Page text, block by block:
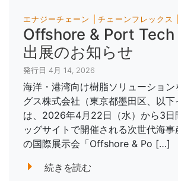
エナジーチェーン チェーンフレックス
Offshore & Port
出展のお知らせ
発行日 4月 14, 2026
海洋・港湾向け樹脂ソリューション
グス株式会社（東京都墨田区、以下
は、2026年4月22日（水）から3日
ッグサイトで開催される次世代海事
の国際展示会「Offshore & Po […]
続きを読む